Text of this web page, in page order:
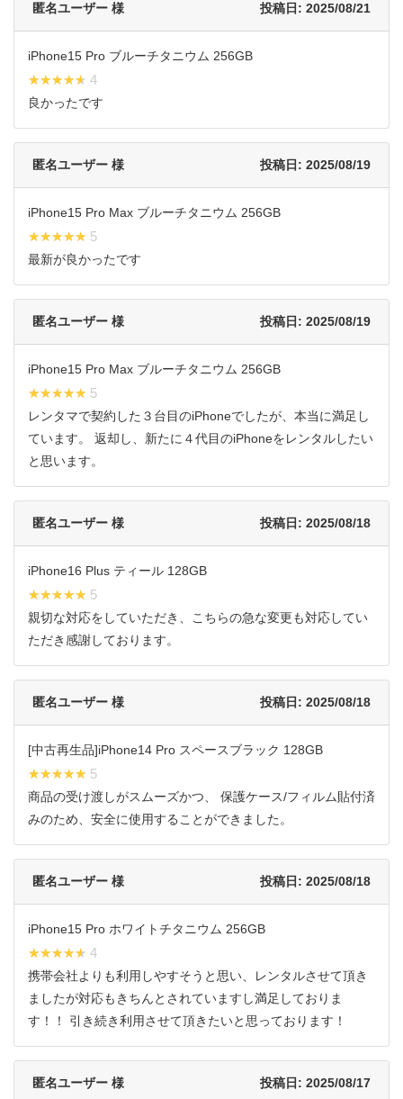
匿名ユーザー 様 投稿日: 2025/08/21
iPhone15 Pro ブルーチタニウム 256GB
★★★★★
★★★★★ 4
良かったです
匿名ユーザー 様 投稿日: 2025/08/19
iPhone15 Pro Max ブルーチタニウム 256GB
★★★★★
★★★★★ 5
最新が良かったです
匿名ユーザー 様 投稿日: 2025/08/19
iPhone15 Pro Max ブルーチタニウム 256GB
★★★★★
★★★★★ 5
レンタマで契約した３台目のiPhoneでしたが、本当に満足し
ています。 返却し、新たに４代目のiPhoneをレンタルしたい
と思います。
匿名ユーザー 様 投稿日: 2025/08/18
iPhone16 Plus ティール 128GB
★★★★★
★★★★★ 5
親切な対応をしていただき、こちらの急な変更も対応してい
ただき感謝しております。
匿名ユーザー 様 投稿日: 2025/08/18
[中古再生品]iPhone14 Pro スペースブラック 128GB
★★★★★
★★★★★ 5
商品の受け渡しがスムーズかつ、 保護ケース/フィルム貼付済
みのため、安全に使用することができました。
匿名ユーザー 様 投稿日: 2025/08/18
iPhone15 Pro ホワイトチタニウム 256GB
★★★★★
★★★★★ 4
携帯会社よりも利用しやすそうと思い、レンタルさせて頂き
ましたが対応もきちんとされていますし満足しておりま
す！！ 引き続き利用させて頂きたいと思っております！
匿名ユーザー 様 投稿日: 2025/08/17